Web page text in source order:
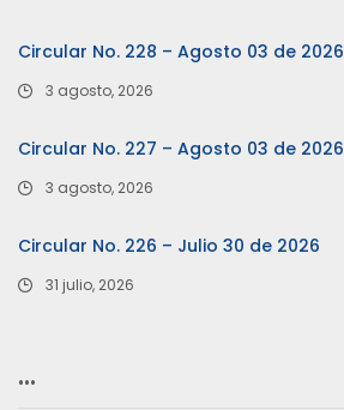
Circular No. 228 – Agosto 03 de 2026
3 agosto, 2026
Circular No. 227 – Agosto 03 de 2026
3 agosto, 2026
Circular No. 226 – Julio 30 de 2026
31 julio, 2026
…